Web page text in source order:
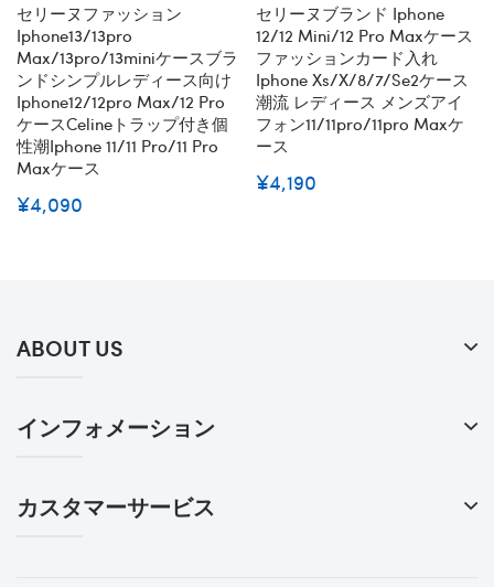
セリーヌファッション
Iphone13/13pro
Max/13pro/13miniケースブラ
ンドシンプルレディース向け
Iphone12/12pro Max/12 Pro
ケースCelineトラップ付き個
性潮iphone 11/11 Pro/11 Pro
Maxケース
¥4,090
セリーヌブランド Iphone
12/12 Mini/12 Pro Maxケース
ファッションカード入れ
Iphone Xs/x/8/7/se2ケース
潮流 レディース メンズアイ
フォン11/11pro/11pro Maxケ
ース
¥4,190
ABOUT US
インフォメーション
カスタマーサービス